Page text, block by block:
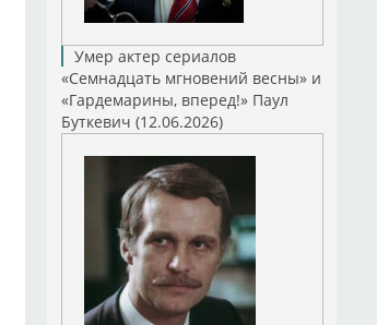
Умер актер сериалов
«Семнадцать мгновений весны» и
«Гардемарины, вперед!» Паул
Буткевич (12.06.2026)